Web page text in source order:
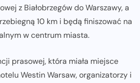
z Białobrzegów do Warszawy, a
10 km i będą finiszować na
w centrum miasta.
prasowej, która miała miejsce
Westin Warsaw, organizatorzy i